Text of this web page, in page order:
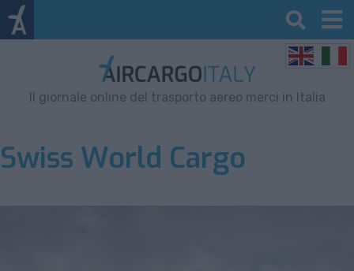
Il giornale online del trasporto aereo merci in Italia
Swiss World Cargo